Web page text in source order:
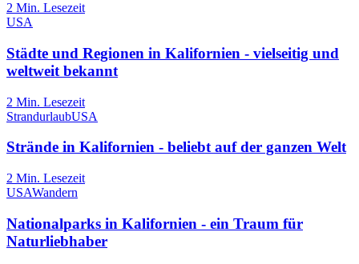
2 Min. Lesezeit
USA
Städte und Regionen in Kalifornien - vielseitig und
weltweit bekannt
2 Min. Lesezeit
StrandurlaubUSA
Strände in Kalifornien - beliebt auf der ganzen Welt
2 Min. Lesezeit
USAWandern
Nationalparks in Kalifornien - ein Traum für
Naturliebhaber